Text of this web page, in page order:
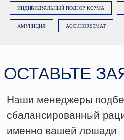
ИНДИВИДУАЛЬНЫЙ ПОДБОР КОРМА
АМУНИЦИЯ ACCUHORSEMAT